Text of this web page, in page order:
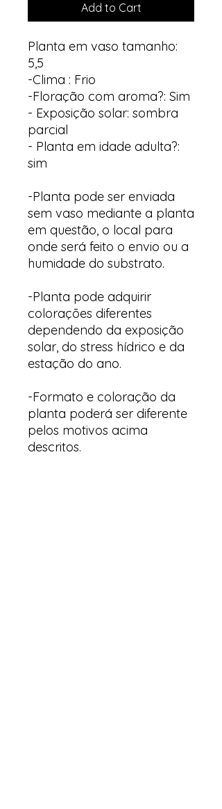
Add to Cart
Planta em vaso tamanho:
5,5
-Clima : Frio
-Floração com aroma?: Sim
- Exposição solar: sombra
parcial
- Planta em idade adulta?:
sim
-Planta pode ser enviada
sem vaso mediante a planta
em questão, o local para
onde será feito o envio ou a
humidade do substrato.
-Planta pode adquirir
colorações diferentes
dependendo da exposição
solar, do stress hídrico e da
estação do ano.
-Formato e coloração da
planta poderá ser diferente
pelos motivos acima
descritos.